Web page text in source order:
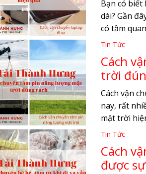
Bạn có
dài? Gần
có tầm
Tin Tức
Cách
trời
Cách vận
nay, rất
mặt trời
Tin Tức
Cách
được